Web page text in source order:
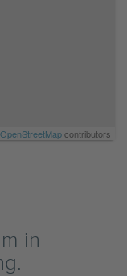
OpenStreetMapcontributors
in